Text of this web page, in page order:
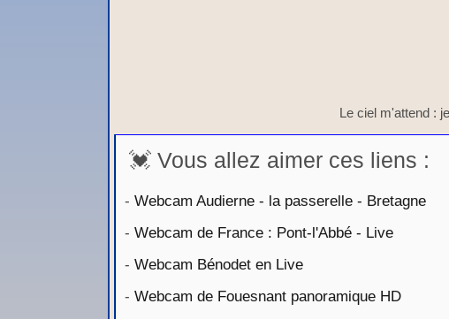
Le ciel m'attend :
💓 Vous allez aimer ces liens :
- Webcam Audierne - la passerelle - Bretagne
- Webcam de France : Pont-l'Abbé - Live
- Webcam Bénodet en Live
- Webcam de Fouesnant panoramique HD